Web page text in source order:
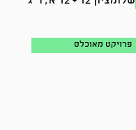
פרויקט מאוכלס